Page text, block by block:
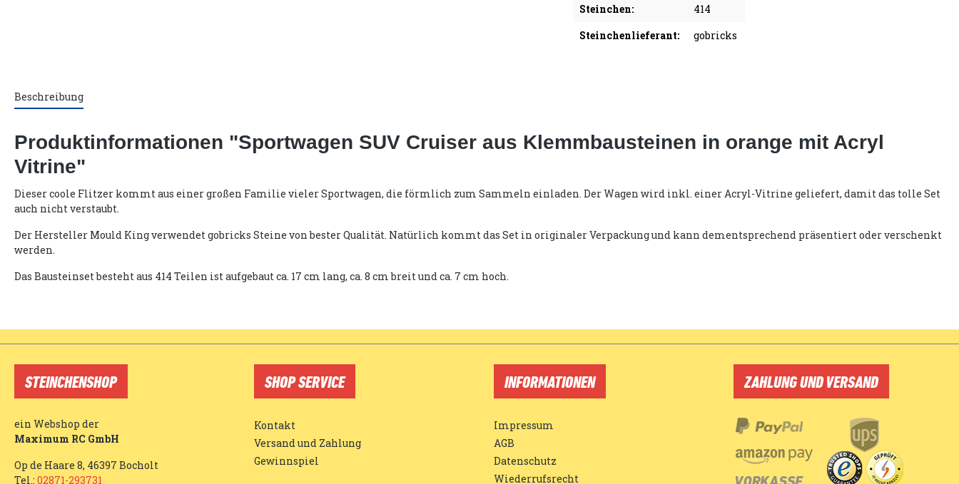
Steinchen:
414
Steinchenlieferant:
gobricks
Beschreibung
Produktinformationen "Sportwagen SUV Cruiser aus Klemmbausteinen in orange mit Acryl
Vitrine"
Dieser coole Flitzer kommt aus einer großen Familie vieler Sportwagen, die förmlich zum Sammeln einladen. Der Wagen wird inkl. einer Acryl-Vitrine geliefert, damit das tolle Set
auch nicht verstaubt.
Der Hersteller Mould King verwendet gobricks Steine von bester Qualität. Natürlich kommt das Set in originaler Verpackung und kann dementsprechend präsentiert oder verschenkt
werden.
Das Bausteinset besteht aus 414 Teilen ist aufgebaut ca. 17 cm lang, ca. 8 cm breit und ca. 7 cm hoch.
STEINCHENSHOP
ein Webshop der
Maximum RC GmbH
Op de Haare 8, 46397 Bocholt
Tel.: 02871-293731
SHOP SERVICE
Kontakt
Versand und Zahlung
Gewinnspiel
INFORMATIONEN
Impressum
AGB
Datenschutz
Wiederrufsrecht
ZAHLUNG UND VERSAND